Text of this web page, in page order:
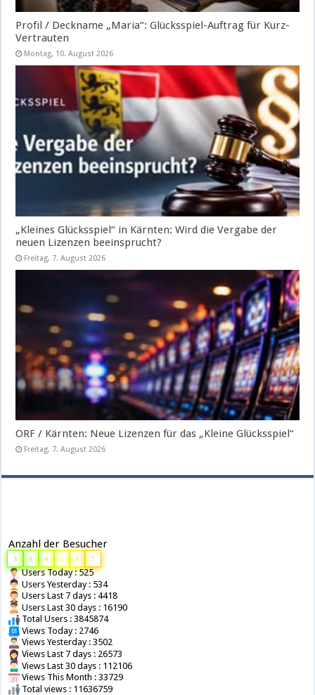
Profil / Deckname „Maria“: Glücksspiel-Auftrag für Kurz-
Vertrauten
Montag, 10. August 2026
„Kleines Glücksspiel“ in Kärnten: Wird die Vergabe der
neuen Lizenzen beeinsprucht?
Freitag, 7. August 2026
ORF / Kärnten: Neue Lizenzen für das „Kleine Glücksspiel“
Freitag, 7. August 2026
Anzahl der Besucher
3 8 4 5 8 7
Users Today : 525
Users Yesterday : 534
Users Last 7 days : 4418
Users Last 30 days : 16190
Total Users : 3845874
Views Today : 2746
Views Yesterday : 3502
Views Last 7 days : 26573
Views Last 30 days : 112106
Views This Month : 33729
Total views : 11636759